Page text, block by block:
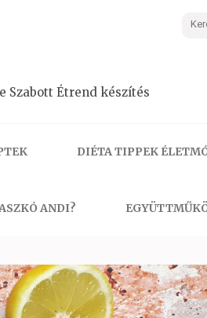
Szabott Étrend készítés
DIÉTA TIPPEK
ANDI?